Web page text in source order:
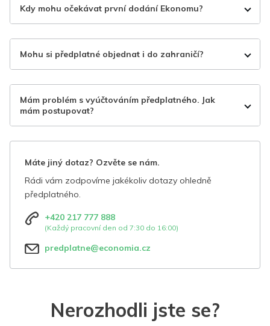
Kdy mohu očekávat první dodání Ekonomu?
Mohu si předplatné objednat i do zahraničí?
Mám problém s vyúčtováním předplatného. Jak
mám postupovat?
Máte jiný dotaz? Ozvěte se nám.
Rádi vám zodpovíme jakékoliv dotazy ohledně
předplatného.
+420 217 777 888
(Každý pracovní den od 7:30 do 16:00)
predplatne@economia.cz
Nerozhodli jste se?